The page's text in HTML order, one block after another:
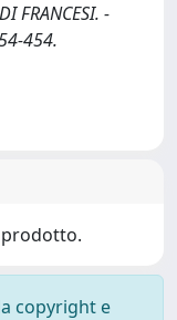
FRANCESI. -
454.
prodotto.
copyright e